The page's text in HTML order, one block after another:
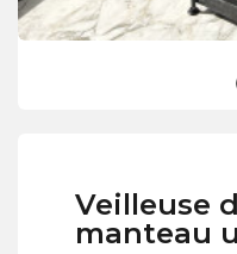
Veilleuse
manteau